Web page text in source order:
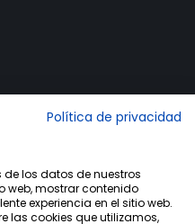
Burgos
Política de privacidad
los datos de nuestros
web, mostrar contenido
experiencia en el sitio web.
las cookies que utilizamos,